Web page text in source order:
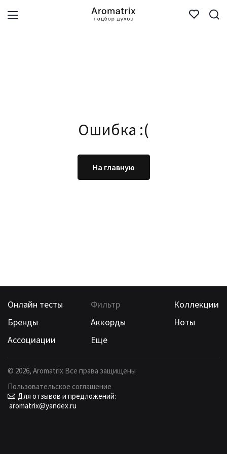
Ошибка :(
На главную
Онлайн тесты Фильтр
Коллекции
Бренды
Аккорды
Ноты
Ассоциации
Еще
© 2026, Aromatrix Все права защищены
Пользовательское соглашение
Для отзывов и предложений:
aromatrix@yandex.ru